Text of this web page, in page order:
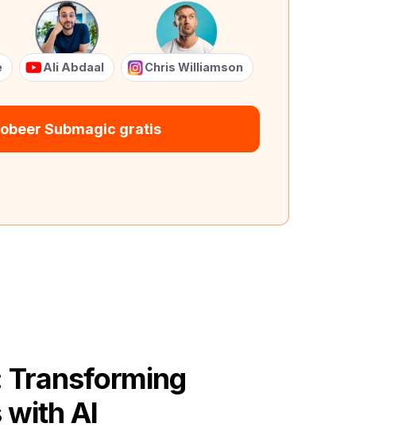
Ali Abdaal Chris Williamson
Submagic gratis
Transforming
with AI